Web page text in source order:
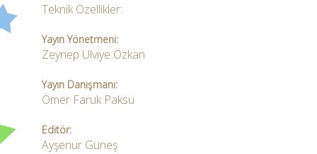
Teknik Özellikler:
Yayın Yönetmeni:
Zeynep Ulviye Özkan
Yayın Danışmanı:
Ömer Faruk Paksu
Editör:
Ayşenur Güneş